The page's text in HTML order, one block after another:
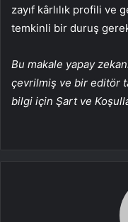
zayıf kârlılık profili ve
temkinli bir duruş
Bu makale yapay
çevrilmiş ve bir editör
bilgi için Şart ve